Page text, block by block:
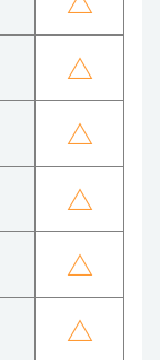
△
△
△
△
△